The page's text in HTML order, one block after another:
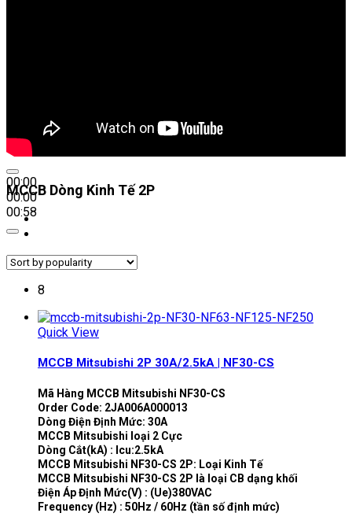
00:00
00:00
00:58
MCCB Dòng Kinh Tế 2P
8
Quick View
MCCB Mitsubishi 2P 30A/2.5kA | NF30-CS
Mã Hàng MCCB Mitsubishi NF30-CS
Order Code: 2JA006A000013
Dòng Điện Định Mức: 30A
MCCB Mitsubishi loại 2 Cực
Dòng Cắt(kA) : Icu:2.5kA
MCCB Mitsubishi NF30-CS 2P: Loại Kinh Tế
MCCB Mitsubishi NF30-CS 2P là loại CB dạng khối
Điện Áp Định Mức(V) : (Ue)380VAC
Frequency (Hz) : 50Hz / 60Hz (tần số định mức)